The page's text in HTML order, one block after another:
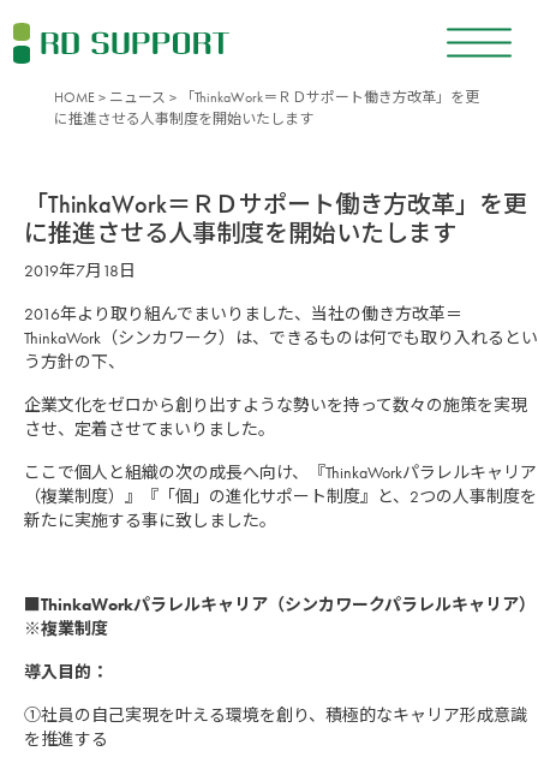
HOME> ニュース > 「ThinkaWork＝ＲＤサポート働き方改革」を更
に推進させる人事制度を開始いたします
「ThinkaWork＝ＲＤサポート働き方改革」を更
に推進させる人事制度を開始いたします
2019年7月18日
2016年より取り組んでまいりました、当社の働き方改革＝
ThinkaWork（シンカワーク）は、できるものは何でも取り入れるとい
う方針の下、
企業文化をゼロから創り出すような勢いを持って数々の施策を実現
させ、定着させてまいりました。
ここで個人と組織の次の成長へ向け、『ThinkaWorkパラレルキャリア
（複業制度）』『「個」の進化サポート制度』と、2つの人事制度を
新たに実施する事に致しました。
■ThinkaWorkパラレルキャリア（シンカワークパラレルキャリア）
※複業制度
導入目的：
①社員の自己実現を叶える環境を創り、積極的なキャリア形成意識
を推進する